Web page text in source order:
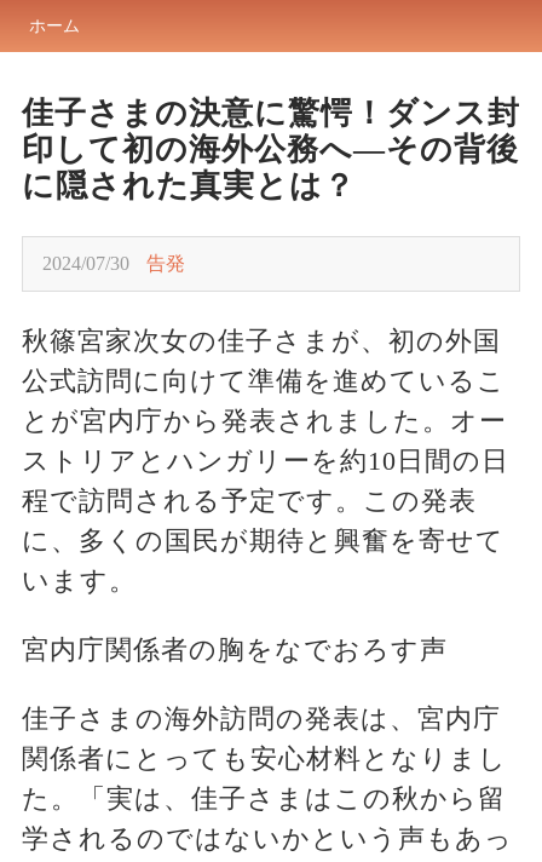
ホーム
佳子さまの決意に驚愕！ダンス封
印して初の海外公務へ—その背後
に隠された真実とは？
2024/07/30 告発
秋篠宮家次女の佳子さまが、初の外国
公式訪問に向けて準備を進めているこ
とが宮内庁から発表されました。オー
ストリアとハンガリーを約10日間の日
程で訪問される予定です。この発表
に、多くの国民が期待と興奮を寄せて
います。
宮内庁関係者の胸をなでおろす声
佳子さまの海外訪問の発表は、宮内庁
関係者にとっても安心材料となりまし
た。「実は、佳子さまはこの秋から留
学されるのではないかという声もあっ